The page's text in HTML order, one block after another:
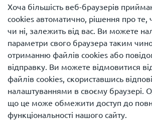
Хоча більшість веб-браузерів
cookies автоматично, рішення про те,
чи ні, залежить від вас. Ви можете
параметри свого браузера таким
отриманню файлів cookies або
відправку. Ви можете відмовитися
файлів cookies, скориставшись
налаштуваннями в своєму браузері.
що це може обмежити доступ до
функціональності нашого сайту.